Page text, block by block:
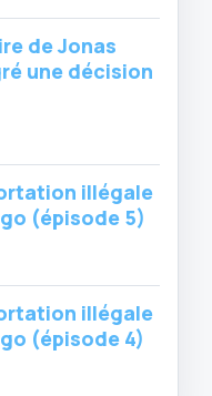
de Jonas
une décision
illégale
(épisode 5)
illégale
(épisode 4)